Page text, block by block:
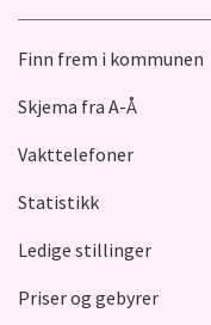
Finn frem i kommunen
Skjema fra A-Å
Vakttelefoner
Statistikk
Ledige stillinger
Priser og gebyrer